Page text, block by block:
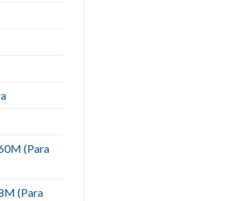
(Para
(Para